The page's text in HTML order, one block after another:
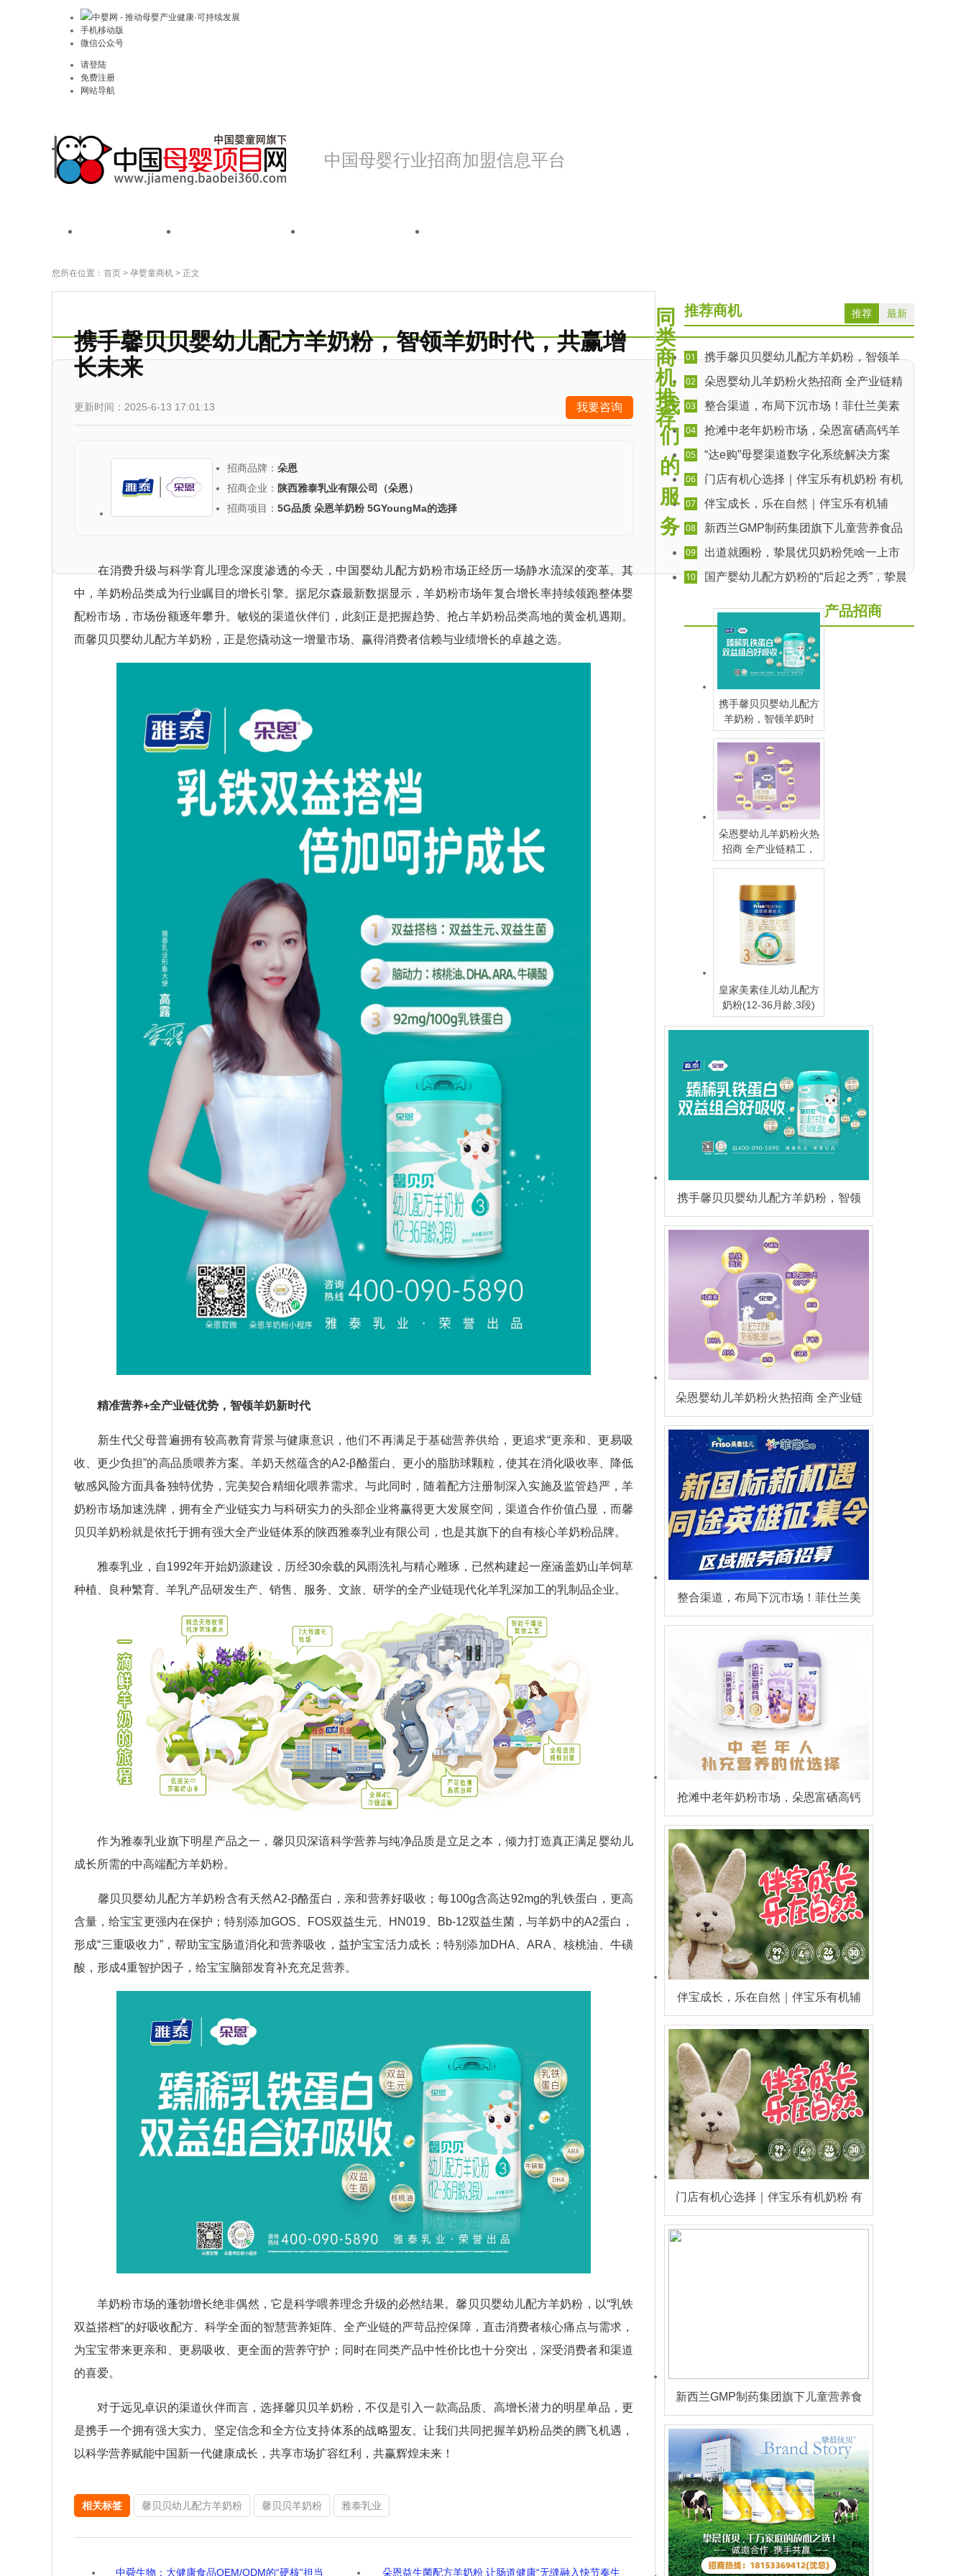
中婴网 - 推动母婴产业健康·可持续发展
手机移动版
微信公众号
请登陆
免费注册
网站导航
中国母婴行业招商加盟信息平台
您所在位置： 首页 > 孕婴童商机 > 正文
携手馨贝贝婴幼儿配方羊奶粉，智领羊奶时代，共赢增
长未来
我要咨询
更新时间：2025-6-13 17:01:13
招商品牌： 朵恩
招商企业： 陕西雅泰乳业有限公司（朵恩）
招商项目： 5G品质 朵恩羊奶粉 5GYoungMa的选择
在消费升级与科学育儿理念深度渗透的今天，中国婴幼儿配方奶粉市场正经历一场静水流深的变革。其
中，羊奶粉品类成为行业瞩目的增长引擎。据尼尔森最新数据显示，羊奶粉市场年复合增长率持续领跑整体婴
配粉市场，市场份额逐年攀升。敏锐的渠道伙伴们，此刻正是把握趋势、抢占羊奶粉品类高地的黄金机遇期。
而馨贝贝婴幼儿配方羊奶粉，正是您撬动这一增量市场、赢得消费者信赖与业绩增长的卓越之选。
精准营养+全产业链优势， 智领羊奶新时代
新生代父母普遍拥有较高教育背景与健康意识，他们不再满足于基础营养供给，更追求“更亲和、更易吸
收、更少负担”的高品质喂养方案。羊奶天然蕴含的A2-β酪蛋白、更小的脂肪球颗粒，使其在消化吸收率、降低
敏感风险方面具备独特优势，完美契合精细化喂养需求。与此同时，随着配方注册制深入实施及监管趋严，羊
奶粉市场加速洗牌，拥有全产业链实力与科研实力的头部企业将赢得更大发展空间，渠道合作价值凸显，而馨
贝贝羊奶粉就是依托于拥有强大全产业链体系的陕西雅泰乳业有限公司，也是其旗下的自有核心羊奶粉品牌。
雅泰乳业，自1992年开始奶源建设，历经30余载的风雨洗礼与精心雕琢，已然构建起一座涵盖奶山羊饲草
种植、良种繁育、羊乳产品研发生产、销售、服务、文旅、研学的全产业链现代化羊乳深加工的乳制品企业。
作为雅泰乳业旗下明星产品之一，馨贝贝深谙科学营养与纯净品质是立足之本，倾力打造真正满足婴幼儿
成长所需的中高端配方羊奶粉。
馨贝贝婴幼儿配方羊奶粉含有天然A2-β酪蛋白，亲和营养好吸收；每100g含高达92mg的乳铁蛋白，更高
含量，给宝宝更强内在保护；特别添加GOS、FOS双益生元、HN019、Bb-12双益生菌，与羊奶中的A2蛋白，
形成“三重吸收力”，帮助宝宝肠道消化和营养吸收，益护宝宝活力成长；特别添加DHA、ARA、核桃油、牛磺
酸，形成4重智护因子，给宝宝脑部发育补充充足营养。
羊奶粉市场的蓬勃增长绝非偶然，它是科学喂养理念升级的必然结果。馨贝贝婴幼儿配方羊奶粉，以“乳铁
双益搭档”的好吸收配方、科学全面的智慧营养矩阵、全产业链的严苛品控保障，直击消费者核心痛点与需求，
为宝宝带来更亲和、更易吸收、更全面的营养守护；同时在同类产品中性价比也十分突出，深受消费者和渠道
的喜爱。
对于远见卓识的渠道伙伴而言，选择馨贝贝羊奶粉，不仅是引入一款高品质、高增长潜力的明星单品，更
是携手一个拥有强大实力、坚定信念和全方位支持体系的战略盟友。让我们共同把握羊奶粉品类的腾飞机遇，
以科学营养赋能中国新一代健康成长，共享市场扩容红利，共赢辉煌未来！
相关标签 馨贝贝幼儿配方羊奶粉 馨贝贝羊奶粉 雅泰乳业
中舜生物：大健康食品OEM/ODM的“硬核”担当 朵恩益生菌配方羊奶粉 让肠道健康“无缝融入快节奏生
推荐 最新
推荐商机
01
携手馨贝贝婴幼儿配方羊奶粉，智领羊
奶时代，共赢增长未来
02
朵恩婴幼儿羊奶粉火热招商 全产业链精
工，5G (hǎo)品质引领羊乳新潮流
03
整合渠道，布局下沉市场！菲仕兰美素
佳儿“菲常购”区域服务商火热招募中！
04
抢滩中老年奶粉市场，朵恩富硒高钙羊
奶粉强势出击！
05
“达e购”母婴渠道数字化系统解决方案
06
门店有机心选择｜伴宝乐有机奶粉 有机
优营养，活性添保护
07
伴宝成长，乐在自然｜伴宝乐有机辅
食，开启健康喂养新潮流
08
新西兰GMP制药集团旗下儿童营养食品
牌佰欧林现全国诚招区域代理
09
出道就圈粉，挚晨优贝奶粉凭啥一上市
就成为销量国粉！
10
国产婴幼儿配方奶粉的“后起之秀”，挚晨
携手馨贝贝婴幼儿配方
羊奶粉，智领羊奶时
代，共赢增长未来
朵恩婴幼儿羊奶粉火热
招商 全产业链精工，
5G (hǎo)品质引领羊乳
产品招商
皇家美素佳儿幼儿配方
奶粉(12-36月龄,3段)
同
类
商
机
推
荐
携手馨贝贝婴幼儿配方羊奶粉，智领
羊奶时代，共赢增长未来
朵恩婴幼儿羊奶粉火热招商 全产业链
精工，5G (hǎo)品质引领羊乳新潮流
整合渠道，布局下沉市场！菲仕兰美
素佳儿“菲常购”区域服务商火热招募
中！
抢滩中老年奶粉市场，朵恩富硒高钙
羊奶粉强势出击！
伴宝成长，乐在自然｜伴宝乐有机辅
食，开启健康喂养新潮流
门店有机心选择｜伴宝乐有机奶粉 有
机优营养，活性添保护
新西兰GMP制药集团旗下儿童营养食
品牌佰欧林现全国诚招区域代理
我
们
的
服
务